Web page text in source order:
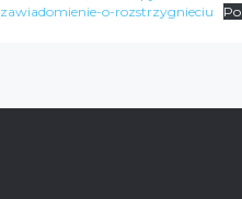
zawiadomienie-o-rozstrzygnieciu